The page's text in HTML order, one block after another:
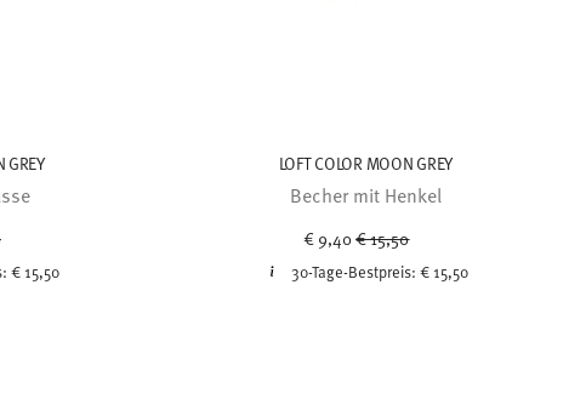
GREY
from
€ 15,50
LOFT COLOR MOON GREY
Becher mit Henkel
€ 9,40Price reduced from
€ 15,50
30-Tage-Bestpreis: € 15,50